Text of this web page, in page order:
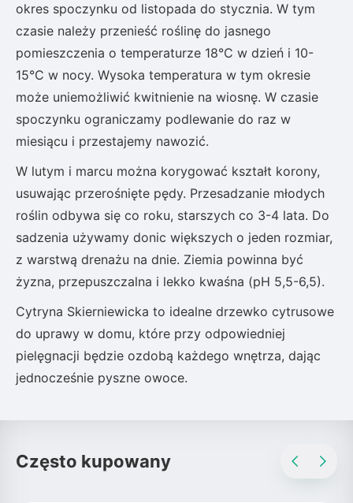
okres spoczynku od listopada do stycznia. W tym
czasie należy przenieść roślinę do jasnego
pomieszczenia o temperaturze 18°C w dzień i 10-
15°C w nocy. Wysoka temperatura w tym okresie
może uniemożliwić kwitnienie na wiosnę. W czasie
spoczynku ograniczamy podlewanie do raz w
miesiącu i przestajemy nawozić.
W lutym i marcu można korygować kształt korony,
usuwając przerośnięte pędy. Przesadzanie młodych
roślin odbywa się co roku, starszych co 3-4 lata. Do
sadzenia używamy donic większych o jeden rozmiar,
z warstwą drenażu na dnie. Ziemia powinna być
żyzna, przepuszczalna i lekko kwaśna (pH 5,5-6,5).
Cytryna Skierniewicka to idealne drzewko cytrusowe
do uprawy w domu, które przy odpowiedniej
pielęgnacji będzie ozdobą każdego wnętrza, dając
jednocześnie pyszne owoce.
Często kupowany